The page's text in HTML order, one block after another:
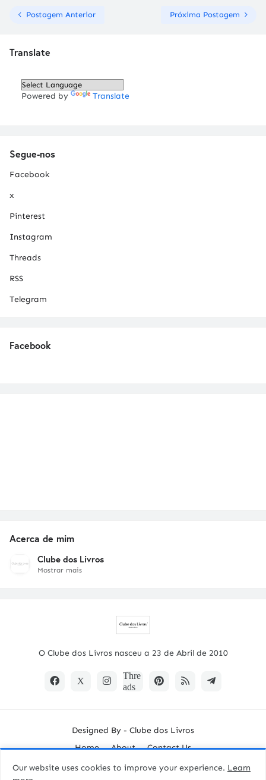
Postagem Anterior Próxima Postagem
Translate
Powered by Translate
Segue-nos
Facebook
x
Pinterest
Instagram
Threads
RSS
Telegram
Facebook
Acerca de mim
Clube dos Livros
Mostrar mais
O Clube dos Livros nasceu a 23 de Abril de 2010
Designed By - Clube dos Livros
Home
About Contact Us
Our website uses cookies to improve your experience. Learn